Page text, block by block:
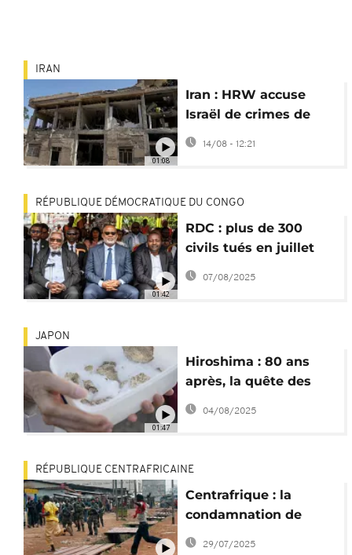
01:08
IRAN
Iran : HRW accuse
Israël de crimes de
guerre pour les
frappes sur Evin
14/08 - 12:21
01:42
RÉPUBLIQUE DÉMOCRATIQUE DU CONGO
RDC : plus de 300
civils tués en juillet
par le M23, selon
l'ONU
07/08/2025
01:47
JAPON
Hiroshima : 80 ans
après, la quête des
restes de victimes
04/08/2025
RÉPUBLIQUE CENTRAFRICAINE
Centrafrique : la
condamnation de
Yekatom et Ngaïssona
29/07/2025